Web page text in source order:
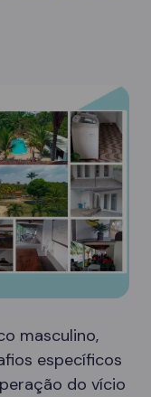
masculino,
específicos
do vício